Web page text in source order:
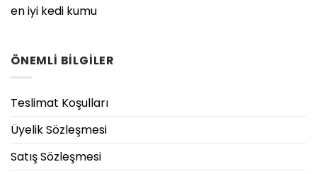
en iyi kedi kumu
ÖNEMLİ BİLGİLER
Teslimat Koşulları
Üyelik Sözleşmesi
Satış Sözleşmesi